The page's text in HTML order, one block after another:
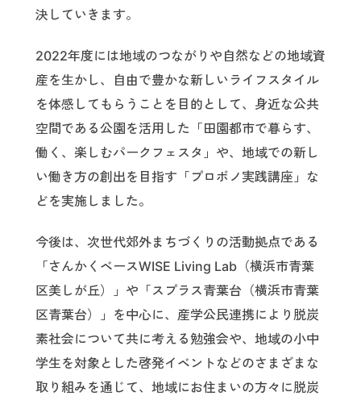
決していきます。
2022年度には地域のつながりや自然などの地域資
産を生かし、自由で豊かな新しいライフスタイル
を体感してもらうことを目的として、身近な公共
空間である公園を活用した「田園都市で暮らす、
働く、楽しむパークフェスタ」や、地域での新し
い働き方の創出を目指す「プロボノ実践講座」な
どを実施しました。
今後は、次世代郊外まちづくりの活動拠点である
「さんかくベースWISE Living Lab（横浜市青葉
区美しが丘）」や「スプラス青葉台（横浜市青葉
区青葉台）」を中心に、産学公民連携により脱炭
素社会について共に考える勉強会や、地域の小中
学生を対象とした啓発イベントなどのさまざまな
取り組みを通じて、地域にお住まいの方々に脱炭